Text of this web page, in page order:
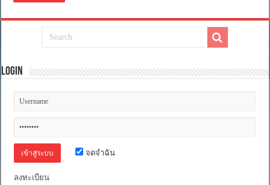
Login
จดจำฉัน
ลงทะเบียน